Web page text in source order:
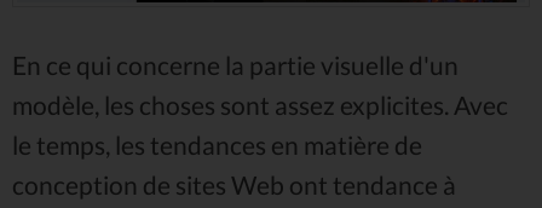
En ce qui concerne la partie visuelle d'un
modèle, les choses sont assez explicites. Avec
le temps, les tendances en matière de
conception de sites Web ont tendance à